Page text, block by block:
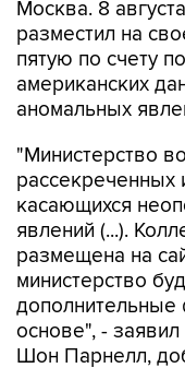
пятую по счету
американских
аномальных
"Министерство
касающихся
явлений (...).
размещена на
министерство
дополнительные
основе", - заявил
Шон Парнелл,
работа над